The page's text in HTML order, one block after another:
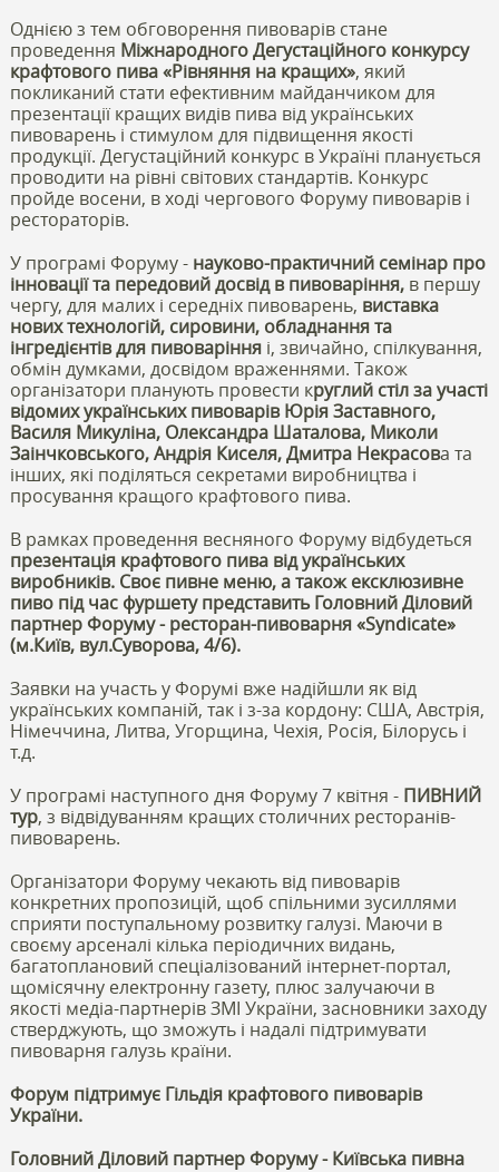
Однією з тем обговорення пивоварів стане
проведення Міжнародного Дегустаційного конкурсу
крафтового пива «Рівняння на кращих», який
покликаний стати ефективним майданчиком для
презентації кращих видів пива від українських
пивоварень і стимулом для підвищення якості
продукції. Дегустаційний конкурс в Україні планується
проводити на рівні світових стандартів. Конкурс
пройде восени, в ході чергового Форуму пивоварів і
рестораторів.
У програмі Форуму - науково-практичний семінар про
інновації та передовий досвід в пивоваріння, в першу
чергу, для малих і середніх пивоварень, виставка
нових технологій, сировини, обладнання та
інгредієнтів для пивоваріння і, звичайно, спілкування,
обмін думками, досвідом враженнями. Також
організатори планують провести круглий стіл за участі
відомих українських пивоварів Юрія Заставного,
Василя Микуліна, Олександра Шаталова, Миколи
Заінчковського, Андрія Киселя, Дмитра Некрасова та
інших, які поділяться секретами виробництва і
просування кращого крафтового пива.
В рамках проведення весняного Форуму відбудеться
презентація крафтового пива від українських
виробників. Своє пивне меню, а також ексклюзивне
пиво під час фуршету представить Головний Діловий
партнер Форуму - ресторан-пивоварня «Syndicate»
(м.Київ, вул.Суворова, 4/6).
Заявки на участь у Форумі вже надійшли як від
українських компаній, так і з-за кордону: США, Австрія,
Німеччина, Литва, Угорщина, Чехія, Росія, Білорусь і
т.д.
У програмі наступного дня Форуму 7 квітня - ПИВНИЙ
тур, з відвідуванням кращих столичних ресторанів-
пивоварень.
Організатори Форуму чекають від пивоварів
конкретних пропозицій, щоб спільними зусиллями
сприяти поступальному розвитку галузі. Маючи в
своєму арсеналі кілька періодичних видань,
багатоплановий спеціалізований інтернет-портал,
щомісячну електронну газету, плюс залучаючи в
якості медіа-партнерів ЗМІ України, засновники заходу
стверджують, що зможуть і надалі підтримувати
пивоварня галузь країни.
Форум підтримує Гільдія крафтового пивоварів
України.
Головний Діловий партнер Форуму - Київська пивна